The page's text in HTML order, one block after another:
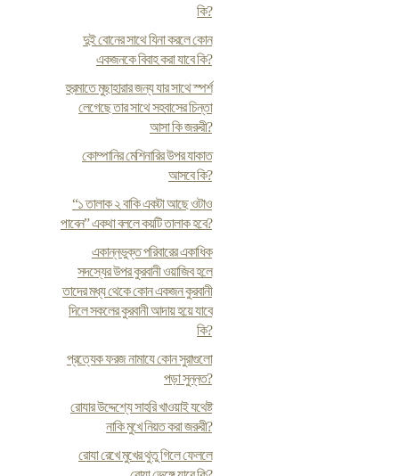
কি?
দুই বোনের সাথে যিনা করলে কোন
একজনকে বিবাহ করা যাবে কি?
হুরমাতে মুছাহারার জন্য যার সাথে স্পর্শ
লেগেছে তার সাথে সহবাসের চিন্তা
আসা কি জরুরী?
কোম্পানির মেশিনারির উপর যাকাত
আসবে কি?
“১ তালাক ২ বাকি একটা আছে ওটাও
পাবেন” একথা বললে কয়টি তালাক হবে?
একান্নভুক্ত পরিবারের একাধিক
সদস্যের উপর কুরবানী ওয়াজিব হলে
তাদের মধ্য থেকে কোন একজন কুরবানী
দিলে সকলের কুরবানী আদায় হয়ে যাবে
কি?
প্রত্যেক ফরজ নামাযে কোন সুরাগুলো
পড়া সুন্নত?
রোযার উদ্দেশ্যে সাহরি খাওয়াই যথেষ্ট
নাকি মুখে নিয়ত করা জরুরী?
রোযা রেখে মুখের থুতু গিলে ফেললে